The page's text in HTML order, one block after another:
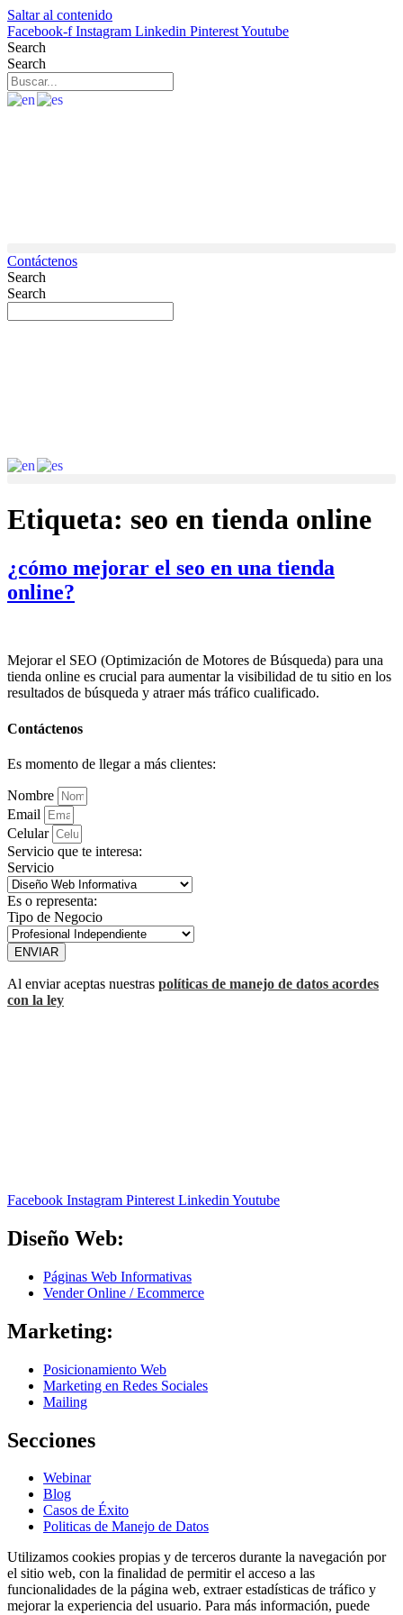
Saltar al contenido
Facebook-f Instagram Linkedin PinterestYoutube
Search
Search
Contáctenos
Search
Search
Etiqueta: seo en tienda online
¿cómo mejorar el seo en una tienda
online?
Mejorar el SEO (Optimización de Motores de Búsqueda) para una
tienda online es crucial para aumentar la visibilidad de tu sitio en los
resultados de búsqueda y atraer más tráfico cualificado.
Contáctenos
Es momento de llegar a más clientes:
Nombre
Email
Celular
Servicio que te interesa:
Servicio
Es o representa:
Tipo de Negocio
ENVIAR
Al enviar aceptas nuestras políticas de manejo de datos acordes
con la ley
Facebook Instagram Pinterest Linkedin Youtube
Diseño Web:
Páginas Web Informativas
Vender Online / Ecommerce
Marketing:
Posicionamiento Web
Marketing en Redes Sociales
Mailing
Secciones
Webinar
Blog
Casos de Éxito
Politicas de Manejo de Datos
Utilizamos cookies propias y de terceros durante la navegación por
el sitio web, con la finalidad de permitir el acceso a las
funcionalidades de la página web, extraer estadísticas de tráfico y
mejorar la experiencia del usuario. Para más información, puede